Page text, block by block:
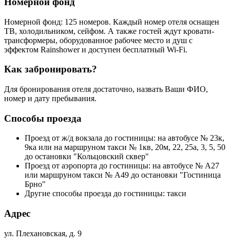
Номерной фонд: 125 номеров. Каждый номер отеля оснащен
ТВ, холодильником, сейфом. А также гостей ждут кровати-
трансформеры, оборудованное рабочее место и душ с
эффектом Rainshower и доступен бесплатный Wi-Fi.
Как забронировать?
Для бронирования отеля достаточно, назвать Ваши ФИО,
номер и дату пребывания.
Способы проезда
Проезд от ж/д вокзала до гостиницы: на автобусе № 23к,
9ка или на маршруном такси № 1кв, 20м, 22, 25а, 3, 5, 50
до остановки "Кольцовский сквер"
Проезд от аэропорта до гостиницы: на автобусе № А27
или маршруном такси № А49 до остановки "Гостиница
Брно"
Другие способы проезда до гостиницы: такси
Адрес
ул. Плехановская, д. 9